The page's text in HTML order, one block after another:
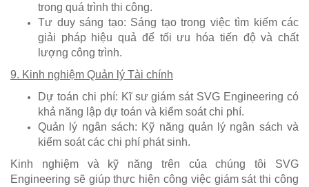
trong quá trình thi công.
Tư duy sáng tạo: Sáng tạo trong việc tìm kiếm các
giải pháp hiệu quả để tối ưu hóa tiến độ và chất
lượng công trình.
9. Kinh nghiệm Quản lý Tài chính
Dự toán chi phí: Kĩ sư giám sát SVG Engineering có
khả năng lập dự toán và kiểm soát chi phí.
Quản lý ngân sách: Kỹ năng quản lý ngân sách và
kiểm soát các chi phí phát sinh.
Kinh nghiệm và kỹ năng trên của chúng tôi SVG
Engineering sẽ giúp thực hiện công việc giám sát thi công